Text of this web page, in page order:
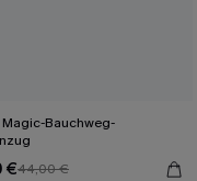
Magic-Bauchweg-
€44,00 €